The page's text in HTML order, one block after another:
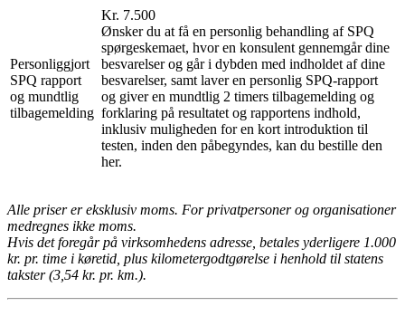
Personliggjort
SPQ rapport
og mundtlig
tilbagemelding
Kr. 7.500
Ønsker du at få en personlig behandling af SPQ
spørgeskemaet, hvor en konsulent gennemgår dine
besvarelser og går i dybden med indholdet af dine
besvarelser, samt laver en personlig SPQ-rapport
og giver en mundtlig 2 timers tilbagemelding og
forklaring på resultatet og rapportens indhold,
inklusiv muligheden for en kort introduktion til
testen, inden den påbegyndes, kan du bestille den
her.
Alle priser er eksklusiv moms. For privatpersoner og organisationer
medregnes ikke moms.
Hvis det foregår på virksomhedens adresse, betales yderligere 1.000
kr. pr. time i køretid, plus kilometergodtgørelse i henhold til statens
takster (3,54 kr. pr. km.).